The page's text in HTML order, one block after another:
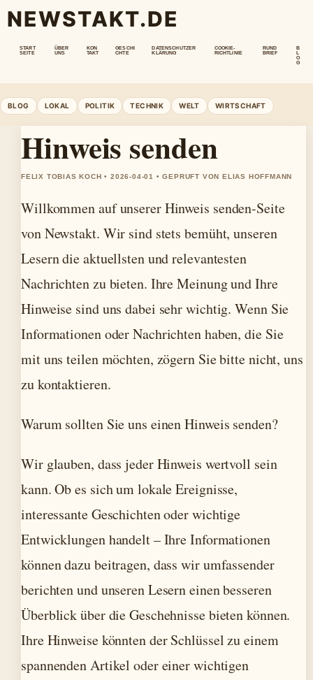
NEWSTAKT.DE
START
SEITE
ÜBER
UNS
KON
TAKT
GESCHI
CHTE
DATENSCHUTZER
KLÄRUNG
COOKIE-
RICHTLINIE
RUND
BRIEF
B
O
G
BLOG LOKAL POLITIK TECHNIK WELT WIRTSCHAFT
Hinweis senden
FELIX TOBIAS KOCH • 2026-04-01 • GEPRUFT VON ELIAS HOFFMANN
Willkommen auf unserer Hinweis senden-Seite
von Newstakt. Wir sind stets bemüht, unseren
Lesern die aktuellsten und relevantesten
Nachrichten zu bieten. Ihre Meinung und Ihre
Hinweise sind uns dabei sehr wichtig. Wenn Sie
Informationen oder Nachrichten haben, die Sie
mit uns teilen möchten, zögern Sie bitte nicht, uns
zu kontaktieren.
Warum sollten Sie uns einen Hinweis senden?
Wir glauben, dass jeder Hinweis wertvoll sein
kann. Ob es sich um lokale Ereignisse,
interessante Geschichten oder wichtige
Entwicklungen handelt – Ihre Informationen
können dazu beitragen, dass wir umfassender
berichten und unseren Lesern einen besseren
Überblick über die Geschehnisse bieten können.
Ihre Hinweise könnten der Schlüssel zu einem
spannenden Artikel oder einer wichtigen